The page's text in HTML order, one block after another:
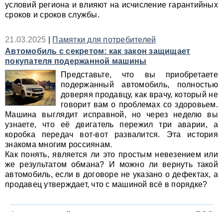
условий региона и влияют на исчисление гарантийных
сроков и сроков службы.
21.03.2025
Памятки для потребителей
Автомобиль с секретом: как закон защищает
покупателя подержанной машины
Представьте, что вы приобретаете
подержанный автомобиль, полностью
доверяя продавцу, как врачу, который не
говорит вам о проблемах со здоровьем.
Машина выглядит исправной, но через неделю вы
узнаете, что её двигатель пережил три аварии, а
коробка передач вот-вот развалится. Эта история
знакома многим россиянам.
Как понять, является ли это простым невезением или
же результатом обмана? И можно ли вернуть такой
автомобиль, если в договоре не указано о дефектах, а
продавец утверждает, что с машиной всё в порядке?